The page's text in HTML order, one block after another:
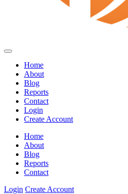
Home
About
Blog
Reports
Contact
Login
Create Account
Home
About
Blog
Reports
Contact
Login Create Account